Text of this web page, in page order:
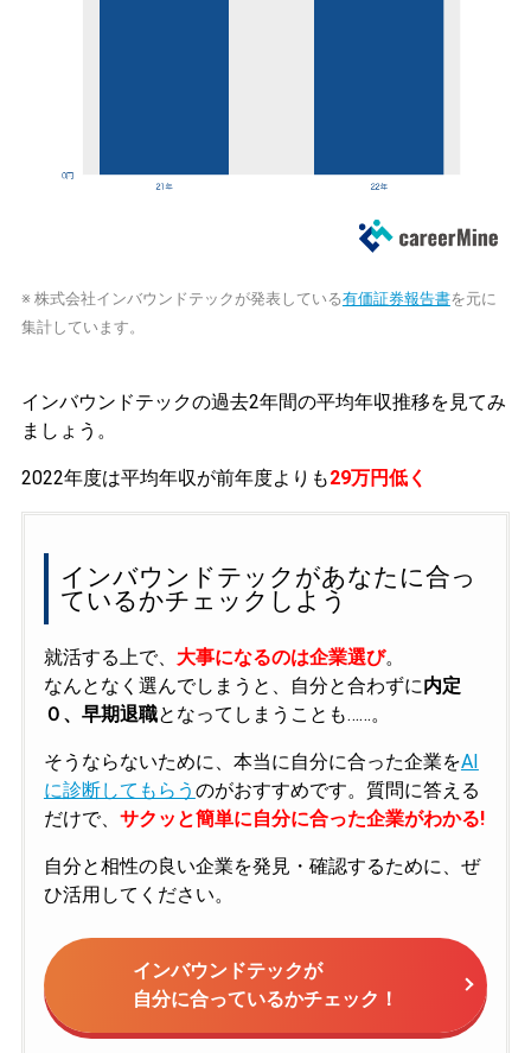
※ 株式会社インバウンドテックが発表している有価証券報告書を元に
集計しています。
インバウンドテックの過去2年間の平均年収推移を見てみ
ましょう。
2022年度は平均年収が前年度よりも29万円低く
インバウンドテックがあなたに合っ
ているかチェックしよう
就活する上で、 大事になるのは企業選び。
なんとなく選んでしまうと、自分と合わずに内定
０、早期退職となってしまうことも……。
そうならないために、本当に自分に合った企業をAI
に診断してもらう のがおすすめです。質問に答える
だけで、 サクッと簡単に自分に合った企業がわかる!
自分と相性の良い企業を発見・確認するために、ぜ
ひ活用してください。
インバウンドテックが
自分に合っているかチェック！